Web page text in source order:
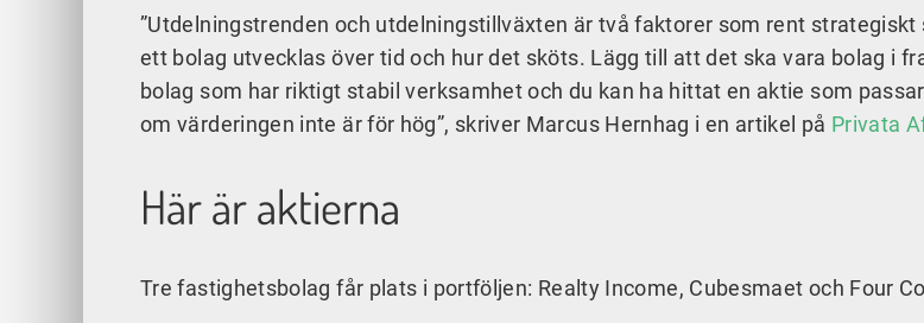
”Utdelningstrenden och utdelningstillväxten är två faktorer som rent
ett bolag utvecklas över tid och hur det sköts. Lägg till att det ska vara bolag i
bolag som har riktigt stabil verksamhet och du kan ha hittat en aktie som
om värderingen inte är för hög”, skriver Marcus Hernhag i en artikel på Privata
Här är aktierna
Tre fastighetsbolag får plats i portföljen: Realty Income, Cubesmaet och Four